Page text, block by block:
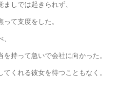
しでは起きられず、
て支度をした。
持って急いで会社に向かった。
くれる彼女を待つこともなく。